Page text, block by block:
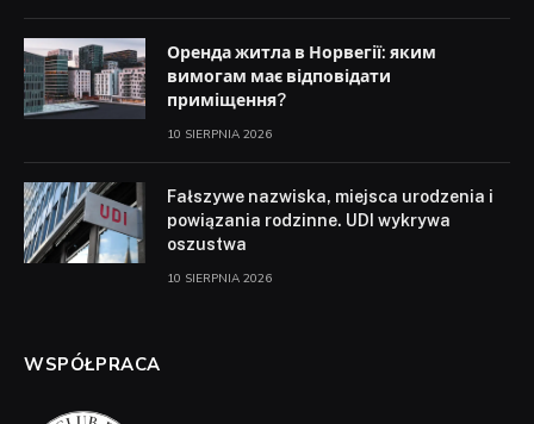
Оренда житла в Норвегії: яким
вимогам має відповідати
приміщення?
10 SIERPNIA 2026
Fałszywe nazwiska, miejsca urodzenia i
powiązania rodzinne. UDI wykrywa
oszustwa
10 SIERPNIA 2026
WSPÓŁPRACA